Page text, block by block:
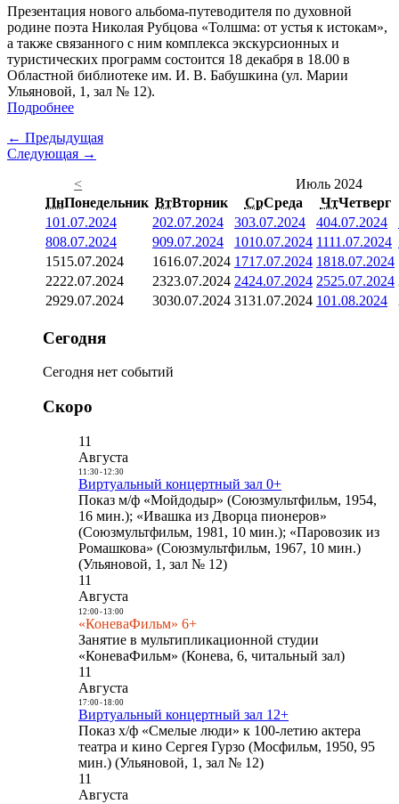
Презентация нового альбома-путеводителя по духовной
родине поэта Николая Рубцова «Толшма: от устья к истокам»,
а также связанного с ним комплекса экскурсионных и
туристических программ состоится 18 декабря в 18.00 в
Областной библиотеке им. И. В. Бабушкина (ул. Марии
Ульяновой, 1, зал № 12).
Подробнее
← Предыдущая
Следующая →
<
Июль 2024
ПнПонедельник ВтВторник СрСреда ЧтЧетверг
101.07.2024 202.07.2024 303.07.2024 404.07.2024
808.07.2024 909.07.2024 1010.07.2024 1111.07.2024
1515.07.2024 1616.07.2024 1717.07.2024 1818.07.2024
2222.07.2024 2323.07.2024 2424.07.2024 2525.07.2024
2929.07.2024 3030.07.2024 3131.07.2024 101.08.2024
Сегодня
Сегодня нет событий
Скоро
11
Августа
11:30- 12:30
Виртуальный концертный зал 0+
Показ м/ф «Мойдодыр» (Союзмультфильм, 1954,
16 мин.); «Ивашка из Дворца пионеров»
(Союзмультфильм, 1981, 10 мин.); «Паровозик из
Ромашкова» (Союзмультфильм, 1967, 10 мин.)
(Ульяновой, 1, зал № 12)
11
Августа
12:00- 13:00
«КоневаФильм» 6+
Занятие в мультипликационной студии
«КоневаФильм» (Конева, 6, читальный зал)
11
Августа
17:00- 18:00
Виртуальный концертный зал 12+
Показ х/ф «Смелые люди» к 100-летию актера
театра и кино Сергея Гурзо (Мосфильм, 1950, 95
мин.) (Ульяновой, 1, зал № 12)
11
Августа